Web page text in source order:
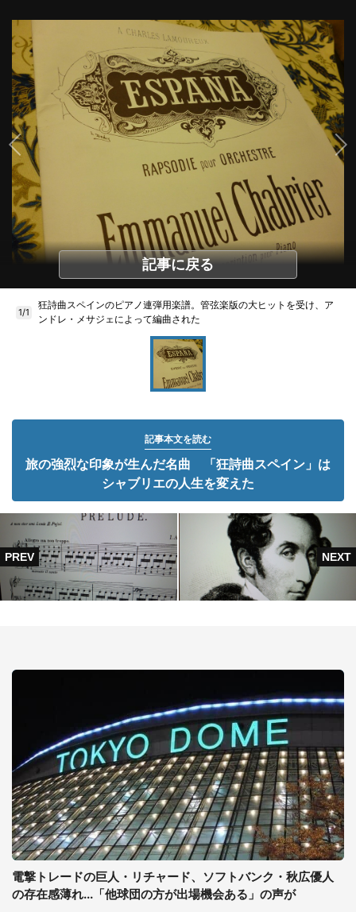
記事に戻る
1/1
狂詩曲スペインのピアノ連弾用楽譜。管弦楽版の大ヒットを受け、ア
ンドレ・メサジェによって編曲された
記事本文を読む
旅の強烈な印象が生んだ名曲 「狂詩曲スペイン」は
シャブリエの人生を変えた
電撃トレードの巨人・リチャード、ソフトバンク・秋広優人
の存在感薄れ...「他球団の方が出場機会ある」の声が